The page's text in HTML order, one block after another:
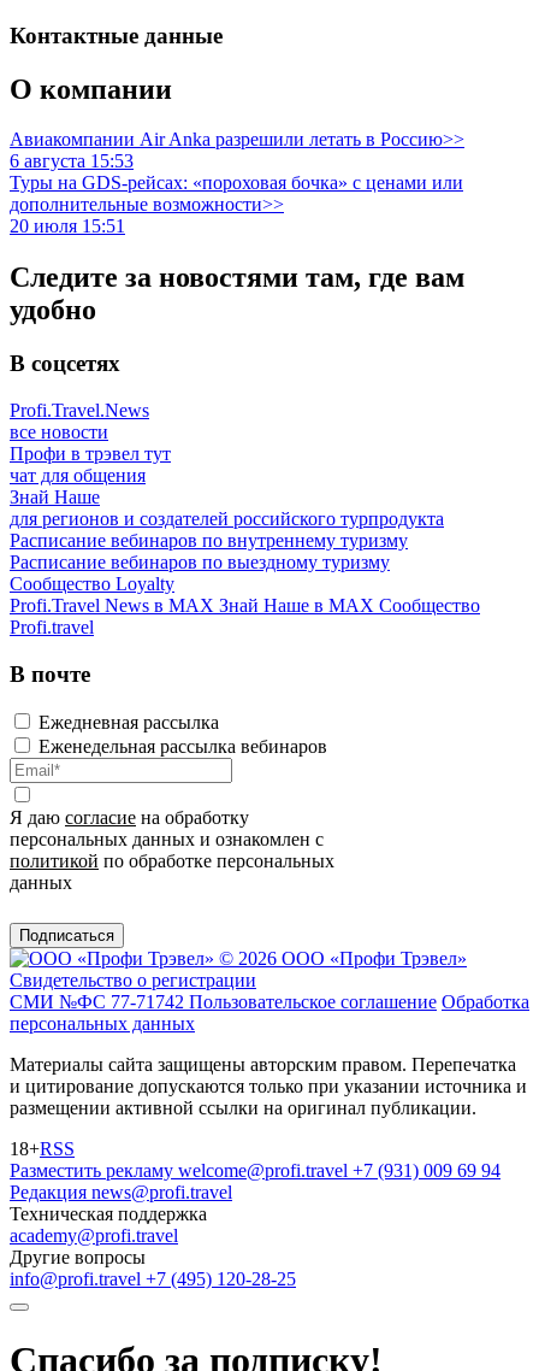
Контактные данные
О компании
Авиакомпании Air Anka разрешили летать в Россию>>
6 августа 15:53
Туры на GDS-рейсах: «пороховая бочка» с ценами или
дополнительные возможности>>
20 июля 15:51
Следите за новостями там, где вам
удобно
В соцсетях
Profi.Travel.News
все новости
Профи в трэвел тут
чат для общения
Знай Наше
для регионов и создателей российского турпродукта
Расписание вебинаров по внутреннему туризму
Расписание вебинаров по выездному туризму
Сообщество Loyalty
Profi.Travel News в MAX Знай Наше в MAX Сообщество
Profi.travel
В почте
Ежедневная рассылка
Еженедельная рассылка вебинаров
Я даю согласие на обработку
персональных данных и ознакомлен с
политикой по обработке персональных
данных
Подписаться
© 2026 ООО «Профи Трэвeл»
Свидетельство о регистрации
СМИ №ФС 77-71742 Пользовательское соглашение Обработка
персональных данных
Материалы сайта защищены авторским правом. Перепечатка
и цитирование допускаются только при указании источника и
размещении активной ссылки на оригинал публикации.
18+RSS
Разместить рекламу welcome@profi.travel +7 (931) 009 69 94
Редакция news@profi.travel
Техническая поддержка
academy@profi.travel
Другие вопросы
info@profi.travel +7 (495) 120-28-25
Спасибо за подписку!